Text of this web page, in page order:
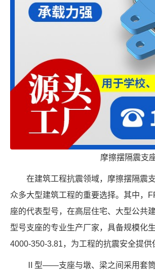
摩擦摆隔震支
在建筑工程抗震领域，摩擦摆隔震
众多大型建筑工程的重要选择。其中，
座的代表型号，在高层住宅、大型公共
型号支座的专业生产厂家，具备规模化
4000-350-3.81，为工程的抗震安全提供
Ⅱ型——支座与墩、梁之间采用套